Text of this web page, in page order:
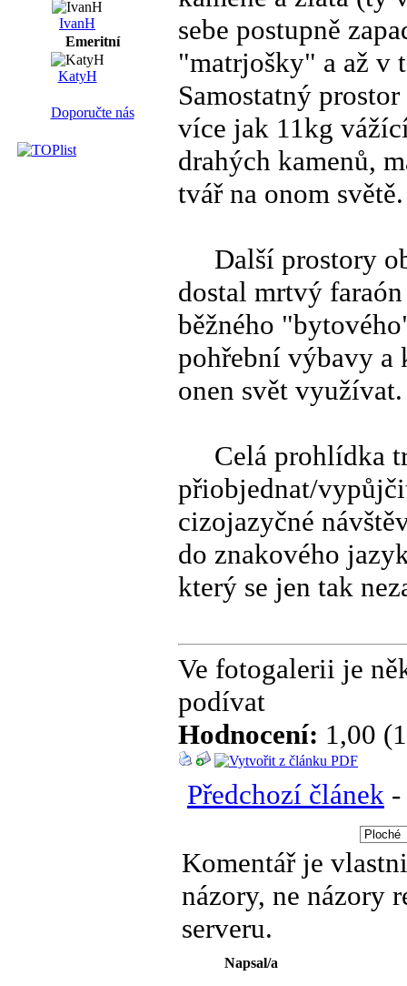
IvanH
Emeritní
KatyH
Doporučte nás
sebe postupně
"matrjošky" a až v
Samostatný
více jak 11kg
drahých kamenů,
tvář na onom světě.
Další prostory
dostal mrtvý
běžného
pohřební výbavy a
onen svět využívat.
Celá prohlídka
přiobjednat/
cizojazyčné
do znakového
který se jen tak
Ve fotogalerii je
podívat
Hodnocení: 1,00
Předchozí článek -
Komentář je
názory, ne názory
serveru.
Napsal/a